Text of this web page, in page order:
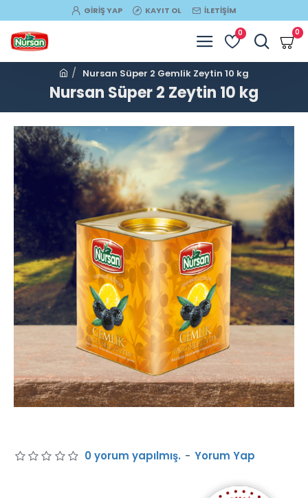
GIRIŞ YAP KAYIT OL İLETIŞIM
0 0
Nursan Süper 2 Gemlik Zeytin 10 kg
Nursan Süper 2 Zeytin 10 kg
0 yorum yapılmış. - Yorum Yap